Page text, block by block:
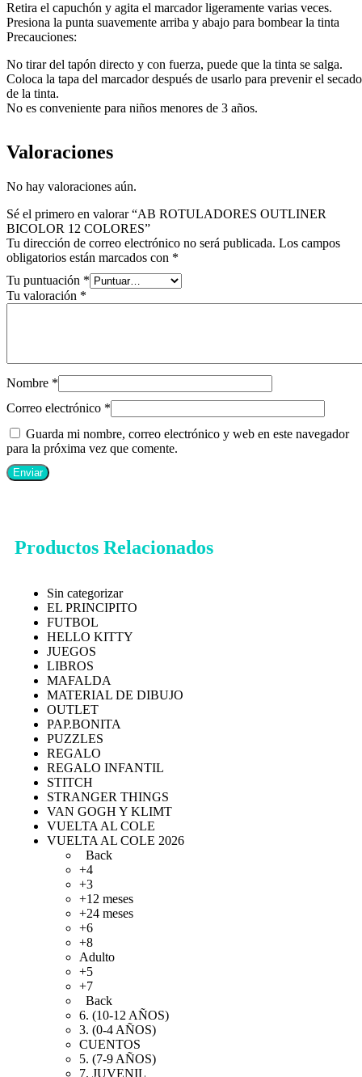
Retira el capuchón y agita el marcador ligeramente varias veces.
Presiona la punta suavemente arriba y abajo para bombear la tinta
Precauciones:
No tirar del tapón directo y con fuerza, puede que la tinta se salga.
Coloca la tapa del marcador después de usarlo para prevenir el secado
de la tinta.
No es conveniente para niños menores de 3 años.
Valoraciones
No hay valoraciones aún.
Sé el primero en valorar “AB ROTULADORES OUTLINER
BICOLOR 12 COLORES”
Tu dirección de correo electrónico no será publicada. Los campos
obligatorios están marcados con *
Tu puntuación *
Tu valoración *
Nombre *
Correo electrónico *
Guarda mi nombre, correo electrónico y web en este navegador
para la próxima vez que comente.
Productos Relacionados
Sin categorizar
EL PRINCIPITO
FUTBOL
HELLO KITTY
JUEGOS
LIBROS
MAFALDA
MATERIAL DE DIBUJO
OUTLET
PAP.BONITA
PUZZLES
REGALO
REGALO INFANTIL
STITCH
STRANGER THINGS
VAN GOGH Y KLIMT
VUELTA AL COLE
VUELTA AL COLE 2026
Back
+4
+3
+12 meses
+24 meses
+6
+8
Adulto
+5
+7
Back
6. (10-12 AÑOS)
3. (0-4 AÑOS)
CUENTOS
5. (7-9 AÑOS)
7. JUVENIL